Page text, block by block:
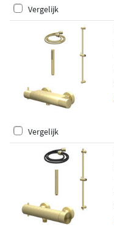
Vergelijk
Vergelijk